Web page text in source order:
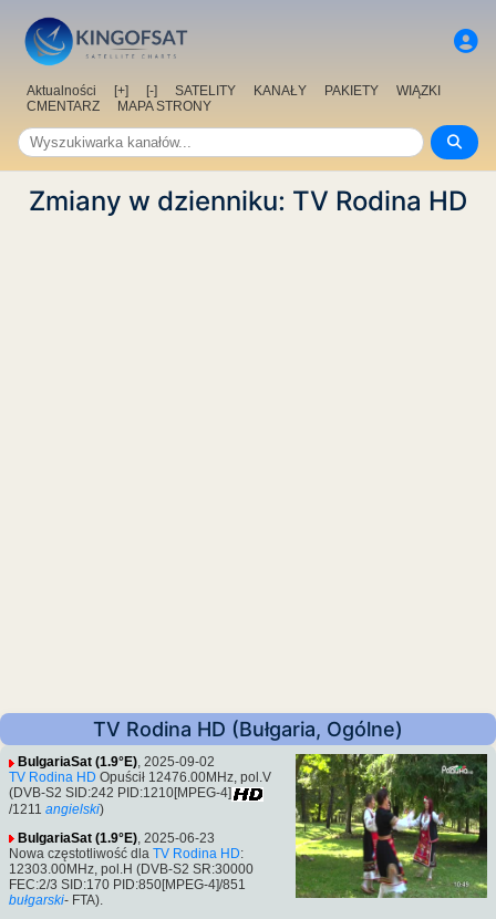
Aktualności [+] [-] SATELITY KANAŁY PAKIETY
WIĄZKI
CMENTARZ
MAPA STRONY
Zmiany w dzienniku: TV Rodina HD
TV Rodina HD (Bułgaria, Ogólne)
BulgariaSat (1.9°E), 2025-09-02
TV Rodina HD Opuścił 12476.00MHz, pol.V
(DVB-S2 SID:242 PID:1210[MPEG-4]
/1211 angielski)
BulgariaSat (1.9°E) , 2025-06-23
Nowa częstotliwość dla TV Rodina HD:
12303.00MHz, pol.H (DVB-S2 SR:30000
FEC:2/3 SID:170 PID:850[MPEG-4]/851
bułgarski- FTA).